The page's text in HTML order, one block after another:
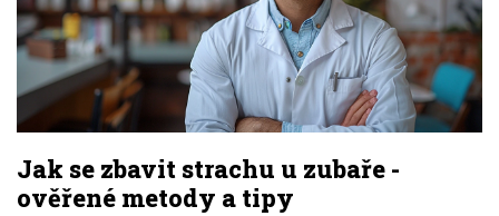
Jak se zbavit strachu u zubaře -
ověřené metody a tipy